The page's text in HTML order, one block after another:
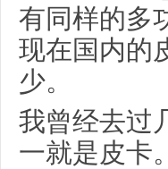
有同样的多
现在国内的
少。
我曾经去过
一就是皮卡